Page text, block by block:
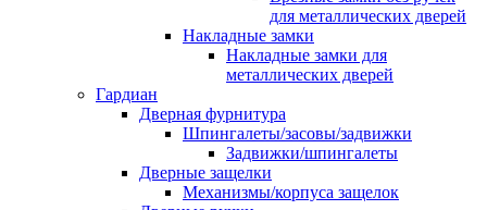
для металлических дверей
Накладные замки
Накладные замки для
металлических дверей
Гардиан
Дверная фурнитура
Шпингалеты/засовы/задвижки
Задвижки/шпингалеты
Дверные защелки
Механизмы/корпуса защелок